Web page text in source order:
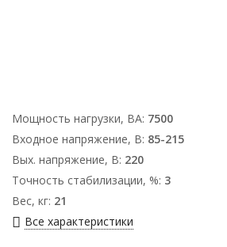
Мощность нагрузки, ВА: 7500
Входное напряжение, В: 85-215
Вых. напряжение, В: 220
Точность стабилизации, %: 3
Вес, кг: 21
Все характеристики